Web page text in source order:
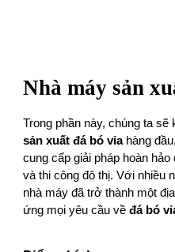
Nhà máy sản
Trong phần này, chúng ta sẽ
sản xuất đá bó vỉahàng
cung cấp giải pháp hoàn
và thi công đô thị. Với nhiều
nhà máy đã trở thành một
ứng mọi yêu cầu vềđá bó